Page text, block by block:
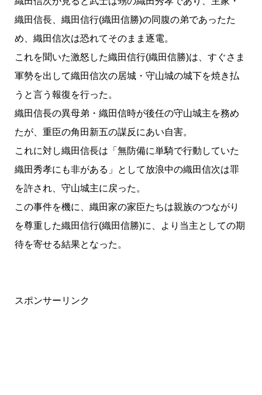
織田信長、織田信行(織田信勝)の同腹の弟であったた
め、織田信次は恐れてそのまま逐電。
これを聞いた激怒した織田信行(織田信勝)は、すぐさま
軍勢を出して織田信次の居城・守山城の城下を焼き払
うと言う報復を行った。
織田信長の異母弟・織田信時が後任の守山城主を務め
たが、重臣の角田新五の謀反にあい自害。
これに対し織田信長は「無防備に単騎で行動していた
織田秀孝にも非がある」として放浪中の織田信次は罪
を許され、守山城主に戻った。
この事件を機に、織田家の家臣たちは親族のつながり
を尊重した織田信行(織田信勝)に、より当主としての期
待を寄せる結果となった。
スポンサーリンク